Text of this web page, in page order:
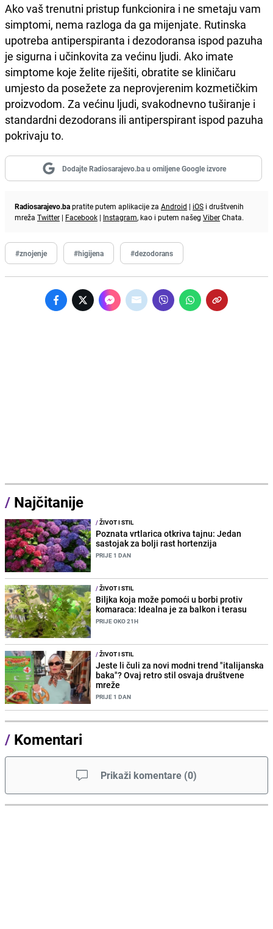
Ako vaš trenutni pristup funkcionira i ne smetaju vam
simptomi, nema razloga da ga mijenjate. Rutinska
upotreba antiperspiranta i dezodoransa ispod pazuha
je sigurna i učinkovita za većinu ljudi. Ako imate
simptome koje želite riješiti, obratite se kliničaru
umjesto da posežete za neprovjerenim kozmetičkim
proizvodom. Za većinu ljudi, svakodnevno tuširanje i
standardni dezodorans ili antiperspirant ispod pazuha
pokrivaju to.
Dodajte Radiosarajevo.ba u omiljene Google izvore
Radiosarajevo.bapratite putem aplikacije za Android | iOS i društvenih
mreža Twitter | Facebook | Instagram, kao i putem našeg ViberChata.
#znojenje #higijena #dezodorans
/ Najčitanije
/ŽIVOT I STIL
Poznata vrtlarica otkriva tajnu: Jedan
sastojak za bolji rast hortenzija
PRIJE 1 DAN
/ŽIVOT I STIL
Biljka koja može pomoći u borbi protiv
komaraca: Idealna je za balkon i terasu
PRIJE OKO 21H
/ŽIVOT I STIL
Jeste li čuli za novi modni trend "italijanska
baka"? Ovaj retro stil osvaja društvene
mreže
PRIJE 1 DAN
/ Komentari
Prikaži komentare (0)